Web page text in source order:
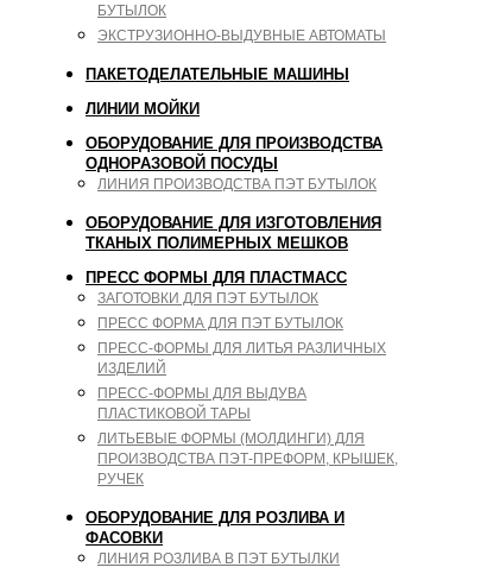
БУТЫЛОК
ЭКСТРУЗИОННО-ВЫДУВНЫЕ АВТОМАТЫ
ПАКЕТОДЕЛАТЕЛЬНЫЕ МАШИНЫ
ЛИНИИ МОЙКИ
ОБОРУДОВАНИЕ ДЛЯ ПРОИЗВОДСТВА
ОДНОРАЗОВОЙ ПОСУДЫ
ЛИНИЯ ПРОИЗВОДСТВА ПЭТ БУТЫЛОК
ОБОРУДОВАНИЕ ДЛЯ ИЗГОТОВЛЕНИЯ
ТКАНЫХ ПОЛИМЕРНЫХ МЕШКОВ
ПРЕСС ФОРМЫ ДЛЯ ПЛАСТМАСС
ЗАГОТОВКИ ДЛЯ ПЭТ БУТЫЛОК
ПРЕСС ФОРМА ДЛЯ ПЭТ БУТЫЛОК
ПРЕСС-ФОРМЫ ДЛЯ ЛИТЬЯ РАЗЛИЧНЫХ
ИЗДЕЛИЙ
ПРЕСС-ФОРМЫ ДЛЯ ВЫДУВА
ПЛАСТИКОВОЙ ТАРЫ
ЛИТЬЕВЫЕ ФОРМЫ (МОЛДИНГИ) ДЛЯ
ПРОИЗВОДСТВА ПЭТ-ПРЕФОРМ, КРЫШЕК,
РУЧЕК
ОБОРУДОВАНИЕ ДЛЯ РОЗЛИВА И
ФАСОВКИ
ЛИНИЯ РОЗЛИВА В ПЭТ БУТЫЛКИ